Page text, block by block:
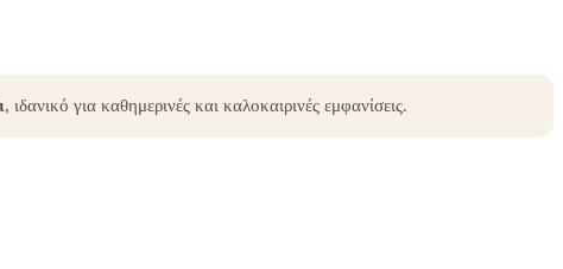
, ιδανικό για καθημερινές και καλοκαιρινές εμφανίσεις.